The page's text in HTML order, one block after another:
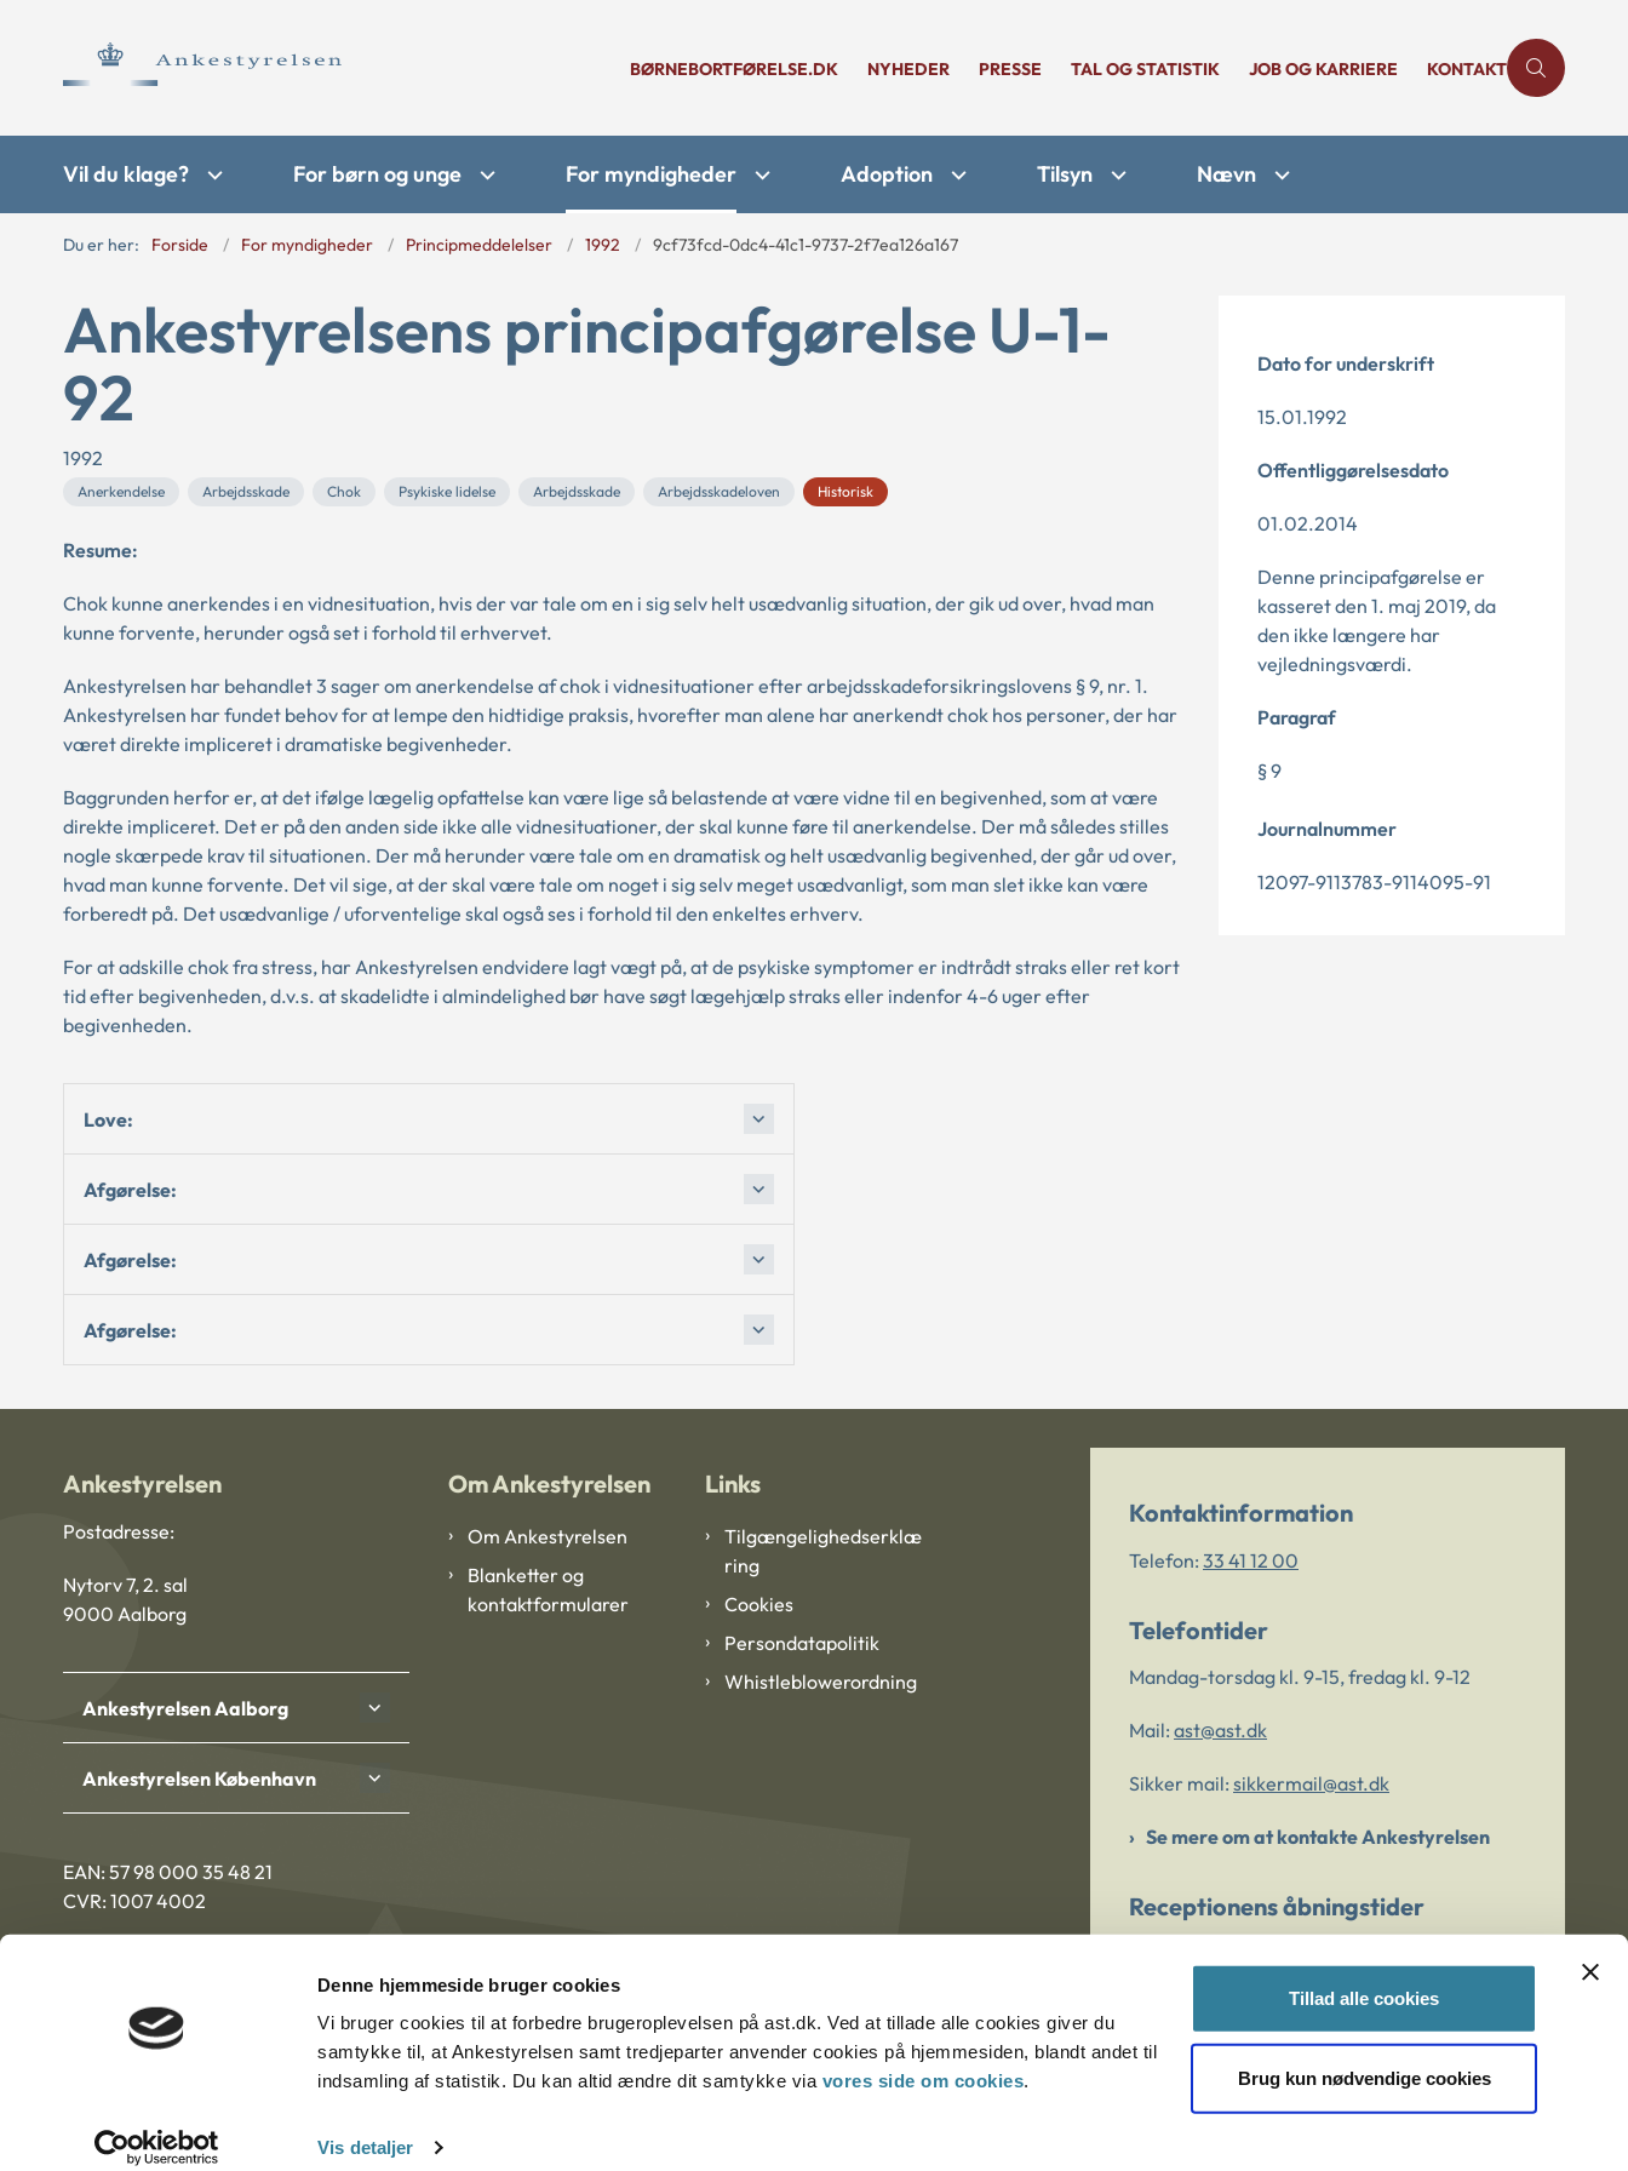
Denne hjemmeside bruger cookies
Vi bruger cookies til at forbedre brugeroplevelsen på ast.dk. Ved at tillade alle cookies giver du
samtykke til, at Ankestyrelsen samt tredjeparter anvender cookies på hjemmesiden, blandt andet til
indsamling af statistik. Du kan altid ændre dit samtykke via vores side om cookies.
Vis detaljer
Tillad alle cookies
Brug kun nødvendige cookies
BØRNEBORTFØRELSE.DK NYHEDER PRESSE TAL OG STATISTIK JOB OG KARRIERE KONTAKT
Vil du klage? For børn og unge For myndigheder Adoption Tilsyn Nævn
Du er her: Forside For myndigheder Principmeddelelser 1992 9cf73fcd-0dc4-41c1-9737-2f7ea126a167
Ankestyrelsens principafgørelse U-1-
92
1992
Anerkendelse Arbejdsskade Chok Psykiske lidelse Arbejdsskade Arbejdsskadeloven Historisk
Resume:
Chok kunne anerkendes i en vidnesituation, hvis der var tale om en i sig selv helt usædvanlig situation, der gik ud over, hvad man
kunne forvente, herunder også set i forhold til erhvervet.
Ankestyrelsen har behandlet 3 sager om anerkendelse af chok i vidnesituationer efter arbejdsskadeforsikringslovens § 9, nr. 1.
Ankestyrelsen har fundet behov for at lempe den hidtidige praksis, hvorefter man alene har anerkendt chok hos personer, der har
været direkte impliceret i dramatiske begivenheder.
Baggrunden herfor er, at det ifølge lægelig opfattelse kan være lige så belastende at være vidne til en begivenhed, som at være
direkte impliceret. Det er på den anden side ikke alle vidnesituationer, der skal kunne føre til anerkendelse. Der må således stilles
nogle skærpede krav til situationen. Der må herunder være tale om en dramatisk og helt usædvanlig begivenhed, der går ud over,
hvad man kunne forvente. Det vil sige, at der skal være tale om noget i sig selv meget usædvanligt, som man slet ikke kan være
forberedt på. Det usædvanlige / uforventelige skal også ses i forhold til den enkeltes erhverv.
For at adskille chok fra stress, har Ankestyrelsen endvidere lagt vægt på, at de psykiske symptomer er indtrådt straks eller ret kort
tid efter begivenheden, d.v.s. at skadelidte i almindelighed bør have søgt lægehjælp straks eller indenfor 4-6 uger efter
begivenheden.
Love:
Afgørelse:
Afgørelse:
Afgørelse:
Dato for underskrift
15.01.1992
Offentliggørelsesdato
01.02.2014
Denne principafgørelse er
kasseret den 1. maj 2019, da
den ikke længere har
vejledningsværdi.
Paragraf
§ 9
Journalnummer
12097-9113783-9114095-91
Ankestyrelsen
Postadresse:
Nytorv 7, 2. sal
9000 Aalborg
Ankestyrelsen Aalborg
Ankestyrelsen København
EAN: 57 98 000 35 48 21
CVR: 1007 4002
Om Ankestyrelsen
Om Ankestyrelsen
Blanketter og
kontaktformularer
Links
Tilgængelighedserklæ
ring
Cookies
Persondatapolitik
Whistleblowerordning
Kontaktinformation
Telefon: 33 41 12 00
Telefontider
Mandag-torsdag kl. 9-15, fredag kl. 9-12
Mail: ast@ast.dk
Sikker mail: sikkermail@ast.dk
Se mere om at kontakte Ankestyrelsen
Receptionens åbningstider
Er du bekymret for et barn/en ung?